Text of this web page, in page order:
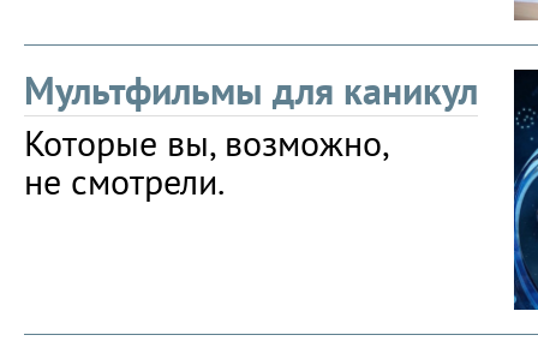
Мультфильмы для каникул
Которые вы, возможно,
не смотрели.